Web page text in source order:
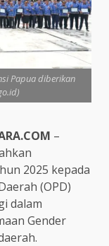
Papua diberikan
–
2025 kepada
(OPD)
dalam
Gender